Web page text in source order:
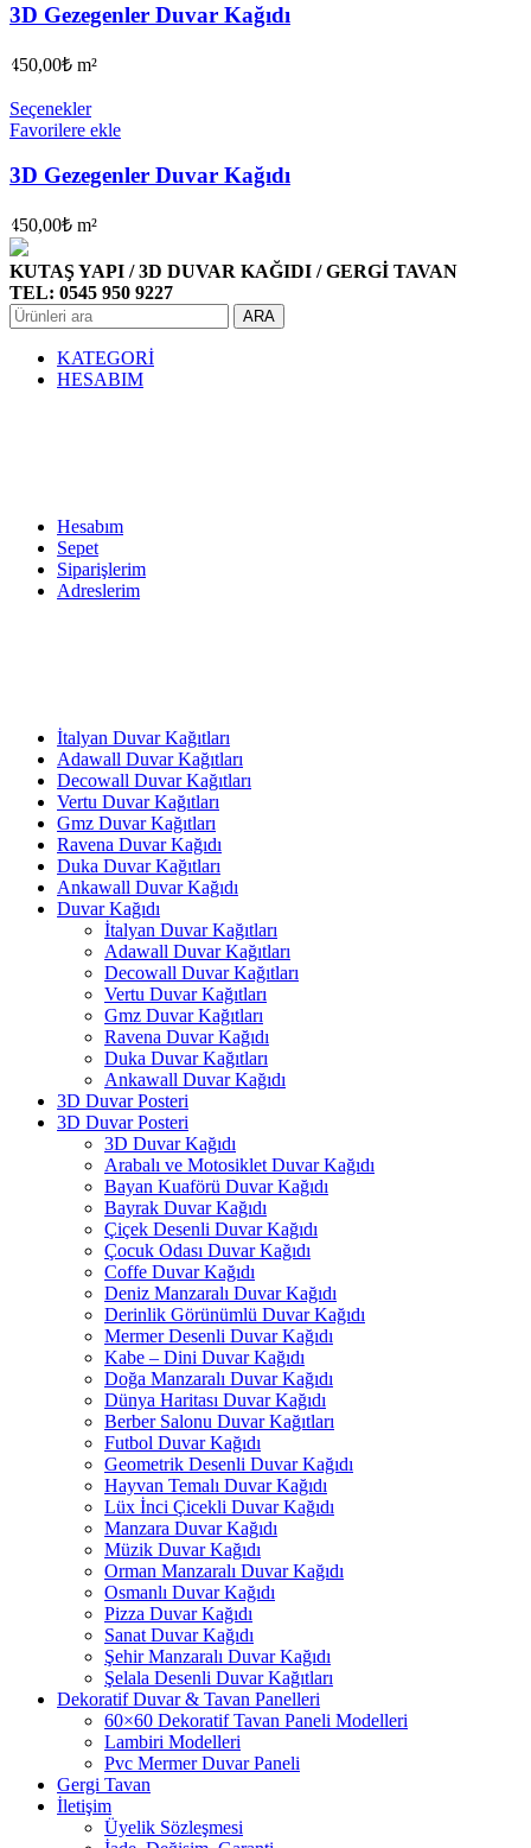
3D Gezegenler Duvar Kağıdı
450,00₺ m²
Seçenekler
Favorilere ekle
3D Gezegenler Duvar Kağıdı
450,00₺ m²
KUTAŞ YAPI / 3D DUVAR KAĞIDI / GERGİ TAVAN
TEL: 0545 950 9227
ARA
KATEGORİ
HESABIM
Hesabım
Sepet
Siparişlerim
Adreslerim
İtalyan Duvar Kağıtları
Adawall Duvar Kağıtları
Decowall Duvar Kağıtları
Vertu Duvar Kağıtları
Gmz Duvar Kağıtları
Ravena Duvar Kağıdı
Duka Duvar Kağıtları
Ankawall Duvar Kağıdı
Duvar Kağıdı
İtalyan Duvar Kağıtları
Adawall Duvar Kağıtları
Decowall Duvar Kağıtları
Vertu Duvar Kağıtları
Gmz Duvar Kağıtları
Ravena Duvar Kağıdı
Duka Duvar Kağıtları
Ankawall Duvar Kağıdı
3D Duvar Posteri
3D Duvar Posteri
3D Duvar Kağıdı
Arabalı ve Motosiklet Duvar Kağıdı
Bayan Kuaförü Duvar Kağıdı
Bayrak Duvar Kağıdı
Çiçek Desenli Duvar Kağıdı
Çocuk Odası Duvar Kağıdı
Coffe Duvar Kağıdı
Deniz Manzaralı Duvar Kağıdı
Derinlik Görünümlü Duvar Kağıdı
Mermer Desenli Duvar Kağıdı
Kabe – Dini Duvar Kağıdı
Doğa Manzaralı Duvar Kağıdı
Dünya Haritası Duvar Kağıdı
Berber Salonu Duvar Kağıtları
Futbol Duvar Kağıdı
Geometrik Desenli Duvar Kağıdı
Hayvan Temalı Duvar Kağıdı
Lüx İnci Çicekli Duvar Kağıdı
Manzara Duvar Kağıdı
Müzik Duvar Kağıdı
Orman Manzaralı Duvar Kağıdı
Osmanlı Duvar Kağıdı
Pizza Duvar Kağıdı
Sanat Duvar Kağıdı
Şehir Manzaralı Duvar Kağıdı
Şelala Desenli Duvar Kağıtları
Dekoratif Duvar & Tavan Panelleri
60×60 Dekoratif Tavan Paneli Modelleri
Lambiri Modelleri
Pvc Mermer Duvar Paneli
Gergi Tavan
İletişim
Üyelik Sözleşmesi